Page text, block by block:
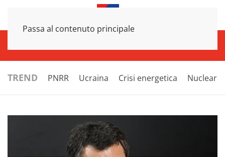
Passa al contenuto principale
TREND PNRR Ucraina Crisi energetica Nucleare